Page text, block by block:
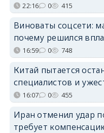
22:16 0 415
Виноваты соцсети:
почему решился
16:59 0 748
Китай пытается
специалистов и
16:07 0 455
Иран отменил удар
требует